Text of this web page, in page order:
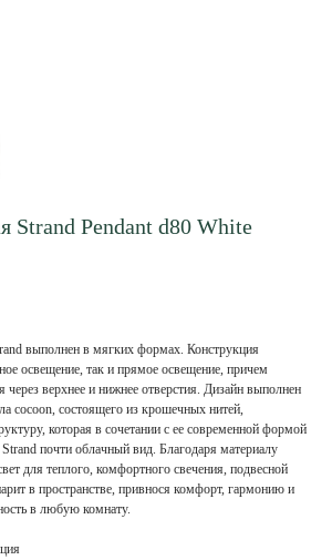
Strand Pendant d80 White
выполнен в мягких формах. Конструкция
освещение, так и прямое освещение, причем
через верхнее и нижнее отверстия. Дизайн выполнен
cocoon, состоящего из крошечных нитей,
которая в сочетании с ее современной формой
почти облачный вид. Благодаря материалу
для теплого, комфортного свечения, подвесной
в пространстве, привнося комфорт, гармонию и
в любую комнату.